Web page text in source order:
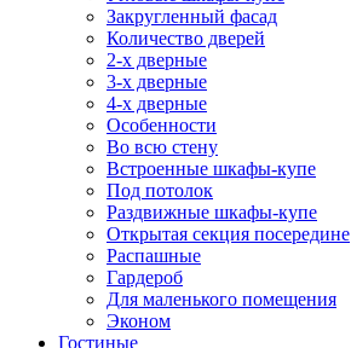
Закругленный фасад
Количество дверей
2-х дверные
3-х дверные
4-х дверные
Особенности
Во всю стену
Встроенные шкафы-купе
Под потолок
Раздвижные шкафы-купе
Открытая секция посередине
Распашные
Гардероб
Для маленького помещения
Эконом
Гостиные